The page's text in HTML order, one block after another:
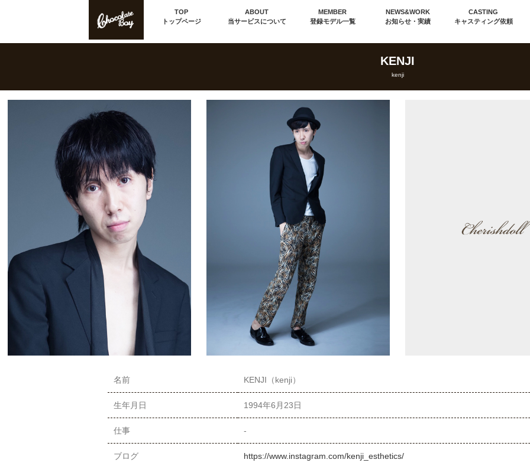
TOP
トップページ
ABOUT
当サービスについて
MEMBER
登録モデル一覧
NEWS&WORK
お知らせ・実績
CASTING
キャスティング依頼
KENJI
kenji
名前 KENJI（kenji）
生年月日 1994年6月23日
仕事 -
ブログ https://www.instagram.com/kenji_esthetics/